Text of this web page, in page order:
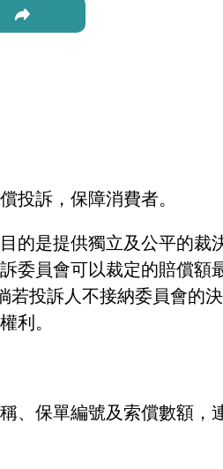
投訴，保障消費者。
的是提供獨立及公平的裁
委員會可以裁定的賠償額
若投訴人不接納委員會的
利。
、保單編號及索償數額，